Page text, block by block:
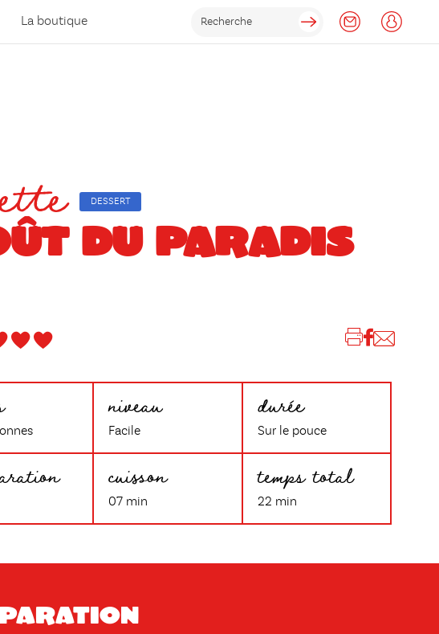
La boutique
DESSERT
DU PARADIS
niveau
Facile
durée
Sur le pouce
cuisson
07 min
temps total
22 min